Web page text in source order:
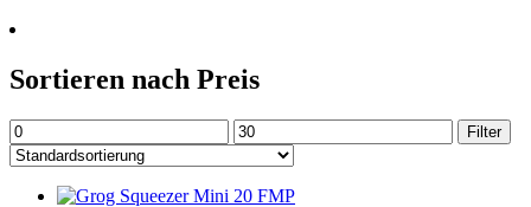
Sortieren nach Preis
Min.
Preis
Max.
Preis
Filter